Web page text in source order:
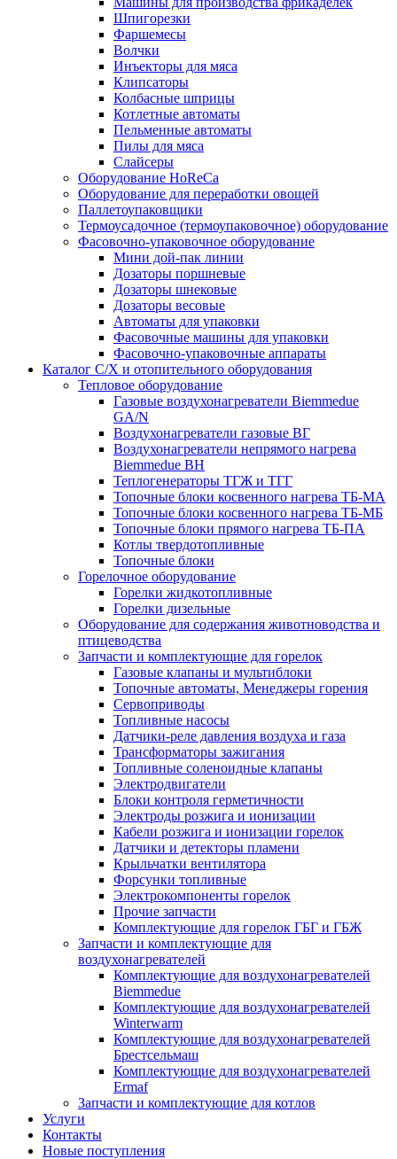
Шпигорезки
Фаршемесы
Волчки
Инъекторы для мяса
Клипсаторы
Колбасные шприцы
Котлетные автоматы
Пельменные автоматы
Пилы для мяса
Слайсеры
Оборудование HoReCa
Оборудование для переработки овощей
Паллетоупаковщики
Термоусадочное (термоупаковочное) оборудование
Фасовочно-упаковочное оборудование
Мини дой-пак линии
Дозаторы поршневые
Дозаторы шнековые
Дозаторы весовые
Автоматы для упаковки
Фасовочные машины для упаковки
Фасовочно-упаковочные аппараты
Каталог С/Х и отопительного оборудования
Тепловое оборудование
Газовые воздухонагреватели Biemmedue
GA/N
Воздухонагреватели газовые ВГ
Воздухонагреватели непрямого нагрева
Biemmedue BH
Теплогенераторы ТГЖ и ТГГ
Топочные блоки косвенного нагрева ТБ-МА
Топочные блоки косвенного нагрева ТБ-МБ
Топочные блоки прямого нагрева ТБ-ПА
Котлы твердотопливные
Топочные блоки
Горелочное оборудование
Горелки жидкотопливные
Горелки дизельные
Оборудование для содержания животноводства и
птицеводства
Запчасти и комплектующие для горелок
Газовые клапаны и мультиблоки
Топочные автоматы, Менеджеры горения
Сервоприводы
Топливные насосы
Датчики-реле давления воздуха и газа
Трансформаторы зажигания
Топливные соленоидные клапаны
Электродвигатели
Блоки контроля герметичности
Электроды розжига и ионизации
Кабели розжига и ионизации горелок
Датчики и детекторы пламени
Крыльчатки вентилятора
Форсунки топливные
Электрокомпоненты горелок
Прочие запчасти
Комплектующие для горелок ГБГ и ГБЖ
Запчасти и комплектующие для
воздухонагревателей
Комплектующие для воздухонагревателей
Biemmedue
Комплектующие для воздухонагревателей
Winterwarm
Комплектующие для воздухонагревателей
Брестсельмаш
Комплектующие для воздухонагревателей
Ermaf
Запчасти и комплектующие для котлов
Услуги
Контакты
Новые поступления